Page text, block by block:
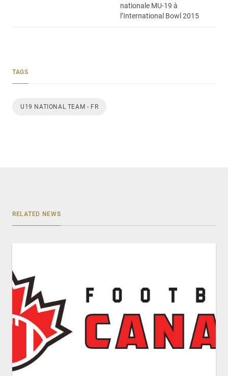
nationale MU-19 à
l’International Bowl 2015
TAGS
U19 NATIONAL TEAM - FR
RELATED NEWS